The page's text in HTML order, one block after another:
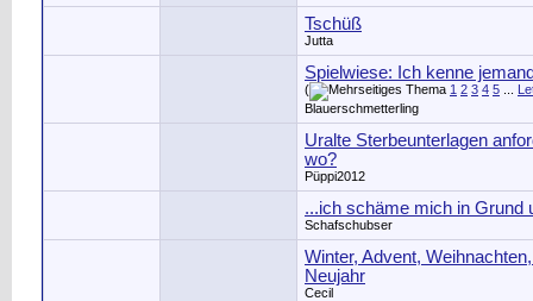
Tschüß
Jutta
Spielwiese: Ich kenne
( 1 2 3 4 5
Blauerschmetterling
Uralte Sterbeunterlagen
wo?
Püppi2012
...ich schäme mich in Grund
Schafschubser
Winter, Advent,
Neujahr
Cecil